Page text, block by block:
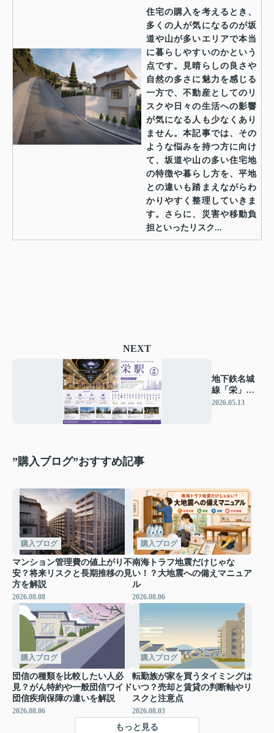
住宅の購入を考えるとき、
多くの人が気になるのが坂
道や山が多いエリアで本当
に暮らしやすいのかという
点です。見晴らしの良さや
自然の多さに魅力を感じる
一方で、不動産としてのリ
スクや日々の生活への影響
が気になる人も少なくあり
ません。本記事では、その
ような悩みを持つ方に向け
て、坂道や山の多い住宅地
の特徴や暮らし方を、平地
との違いも踏まえながらわ
かりやすく整理していきま
す。さらに、災害や移動負
担といったリスク...
NEXT
地下鉄名城
線「栄」駅
周辺のエリ
2026.05.13
”購入ブログ”おすすめ記事
購入ブログ
マンション管理費の値上がり不
安？将来リスクと長期推移の見
方を解説
2026.08.08
購入ブログ
南海トラフ地震だけじゃな
い！？大地震への備えマニュア
ル
2026.08.06
購入ブログ
団信の種類を比較したい人必
見？がん特約や一般団信ワイド
団信疾病保障の違いを解説
2026.08.06
購入ブログ
転勤族が家を買うタイミングは
いつ？売却と賃貸の判断軸やリ
スクと注意点
2026.08.03
もっと見る